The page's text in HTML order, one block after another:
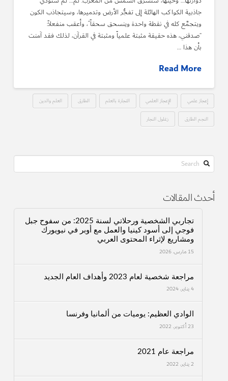
جاذبية الكواكب الهائلة إلى تفجُّر الأرض وتدميرها، وسيتجاذب الكون
ويتجمَّع كله في نقطة واحدة وينسحق سحقاً”، وأعقب منفعلاً:
“صدقني، هذه حقيقة مثبتة علمياً ومثبتة في القرآن، لذلك فقد آمنت
بأن هذا …
Read More
إعجاز علمي الإعجاز العلمي التجارة بالعلم الطارق العلم والدين
النجم الطارق زغلول النجار
Search
أحدث المقالات
تجاربي الشخصية ورحلاتي لسنة 2025: من سفوح جبل
فوجي إلى أسود كينيا والعمل مع أوبر في نيويورك
ومشاريع لإثراء المحتوى العربي
15 مارس، 2026
مراجعة شخصية لعام 2023 وأهداف العام الجديد
4 يناير، 2024
الوادي العظيم: يوميات من ألمانيا وفرنسا
23 أكتوبر، 2022
مراجعة عام 2021
2 يناير، 2022